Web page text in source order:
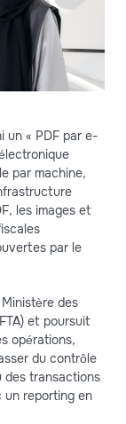
un « PDF par e-
par machine,
les images et
par le
des
et poursuit
opérations,
du contrôle
des transactions
un reporting en